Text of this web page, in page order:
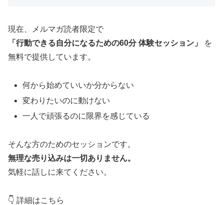
現在、メルマガ読者限定で
「行動できる自分になるための60分 体験セッション」
を
無料で提供しています。
何から始めていいか分からない
変わりたいのに動けない
一人で頑張るのに限界を感じている
そんな方のためのセッションです。
無理な売り込みは一切ありません。
気軽に話しに来てください。
👇 詳細はこちら